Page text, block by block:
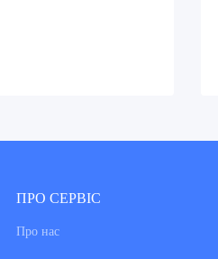
ПРО СЕРВІС
Про нас